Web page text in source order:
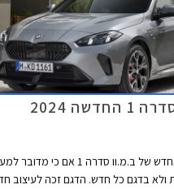
2024
ב.מ.וו מציגה את הדור החדש של ב.מ.וו
ולא בדגם כל חדש. הדגם זכה לעיצוב